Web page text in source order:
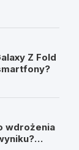
Z Fold
wdrożenia